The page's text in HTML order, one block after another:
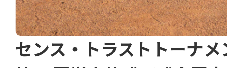
センス・トラストトーナメ